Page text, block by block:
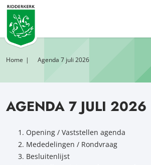
Home Agenda 7 juli 2026
AGENDA 7 JULI 2026
Opening / Vaststellen agenda
Mededelingen / Rondvraag
Besluitenlijst